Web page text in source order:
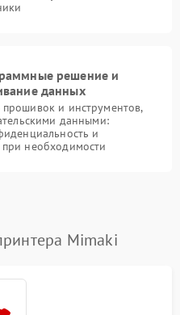
решение и
данных
и инструментов,
данными:
и
необходимости
Mimaki